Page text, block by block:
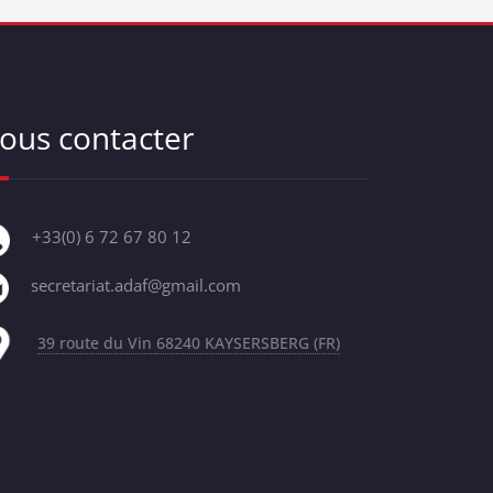
contacter
+33(0) 6 72 67 80 12
secretariat.adaf@gmail.com
39 route du Vin 68240 KAYSERSBERG (FR)